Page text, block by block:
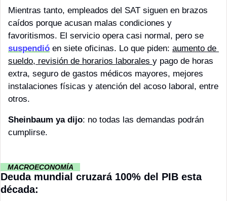
Mientras tanto, empleados del SAT siguen en brazos
caídos porque acusan malas condiciones y
suspendió en siete oficinas. Lo que piden: aumento de
sueldo, revisión de horarios laborales y pago de horas
extra, seguro de gastos médicos mayores, mejores
instalaciones físicas y atención del acoso laboral, entre
otros.
Sheinbaum ya dijo: no todas las demandas podrán
cumplirse.
MACROECONOMÍA
Deuda mundial cruzará 100% del PIB esta
década: